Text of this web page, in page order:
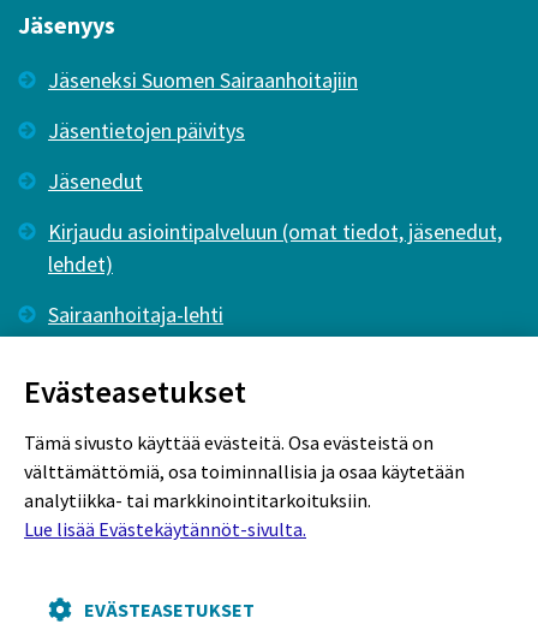
Jäsenyys
Jäseneksi Suomen Sairaanhoitajiin
Jäsentietojen päivitys
Jäsenedut
Kirjaudu asiointipalveluun (omat tiedot, jäsenedut,
lehdet)
Sairaanhoitaja-lehti
Rekisteriseloste
Evästekäytännöt
Evästeasetukset
Tämä sivusto käyttää evästeitä. Osa evästeistä on
välttämättömiä, osa toiminnallisia ja osaa käytetään
analytiikka- tai markkinointitarkoituksiin.
Lue lisää Evästekäytännöt-sivulta.
EVÄSTEASETUKSET